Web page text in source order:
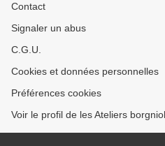
Contact
Signaler un abus
C.G.U.
Cookies et données personnelles
Préférences cookies
Voir le profil de les Ateliers